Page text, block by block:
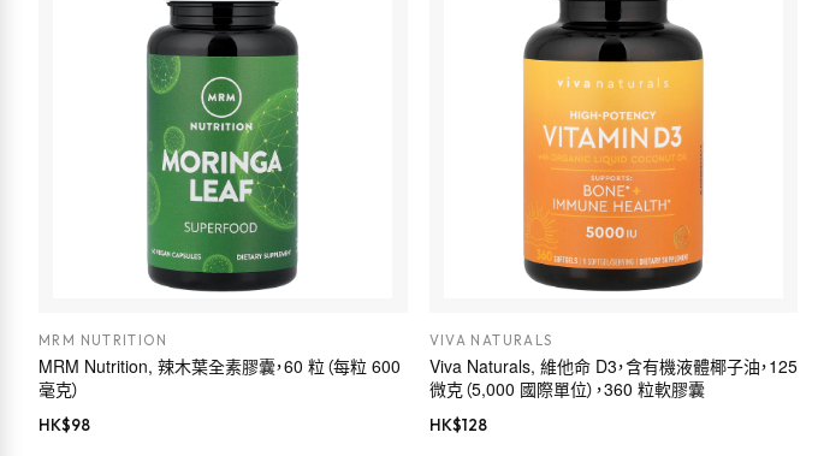
MRM NUTRITION
MRM Nutrition, 辣木葉全素膠囊，60 粒（每粒 600
毫克）
HK$98
VIVA NATURALS
Viva Naturals, 維他命 D3，含有機液體椰子油，125
微克（5,000 國際單位），360 粒軟膠囊
HK$128